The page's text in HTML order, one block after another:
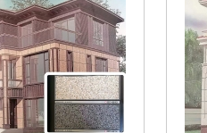
收藏